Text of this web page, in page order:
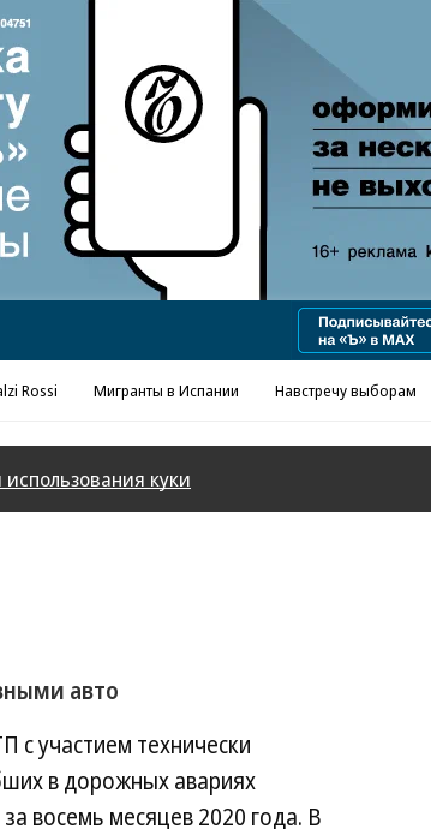
Реклама в «Ъ» www.kommersant.ru/ad
Rossi Мигранты в Испании Навстречу выборам
куки
авто
с участием технически
в дорожных авариях
восемь месяцев 2020 года. В